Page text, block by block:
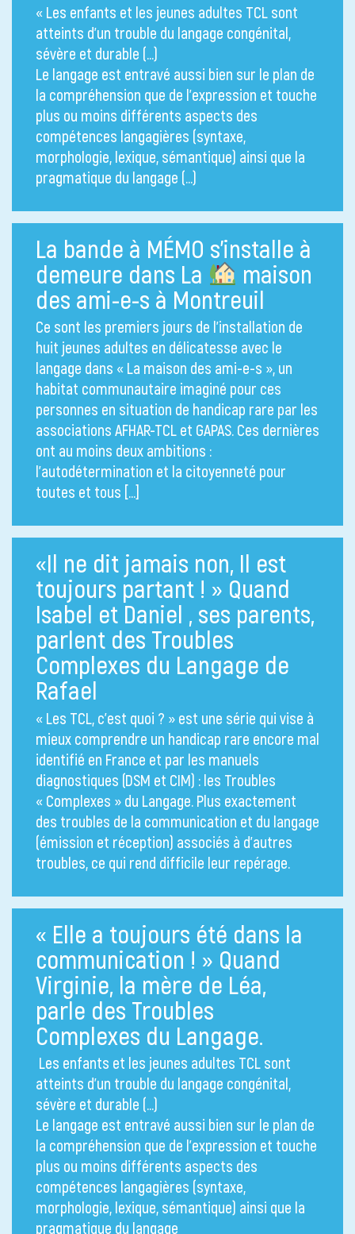
« Les enfants et les jeunes adultes TCL sont
atteints d’un trouble du langage congénital,
sévère et durable (…)
Le langage est entravé aussi bien sur le plan de
la compréhension que de l’expression et touche
plus ou moins différents aspects des
compétences langagières (syntaxe,
morphologie, lexique, sémantique) ainsi que la
pragmatique du langage (…)
La bande à MÉMO s’installe à
demeure dans La
maison
des ami-e-s à Montreuil
Ce sont les premiers jours de l’installation de
huit jeunes adultes en délicatesse avec le
langage dans « La maison des ami-e-s », un
habitat communautaire imaginé pour ces
personnes en situation de handicap rare par les
associations AFHAR-TCL et GAPAS. Ces dernières
ont au moins deux ambitions :
l’autodétermination et la citoyenneté pour
toutes et tous […]
«Il ne dit jamais non, Il est
toujours partant ! » Quand
Isabel et Daniel , ses parents,
parlent des Troubles
Complexes du Langage de
Rafael
« Les TCL, c’est quoi ? » est une série qui vise à
mieux comprendre un handicap rare encore mal
identifié en France et par les manuels
diagnostiques (DSM et CIM) : les Troubles
« Complexes » du Langage. Plus exactement
des troubles de la communication et du langage
(émission et réception) associés à d’autres
troubles, ce qui rend difficile leur repérage.
« Elle a toujours été dans la
communication ! » Quand
Virginie, la mère de Léa,
parle des Troubles
Complexes du Langage.
Les enfants et les jeunes adultes TCL sont
atteints d’un trouble du langage congénital,
sévère et durable (…)
Le langage est entravé aussi bien sur le plan de
la compréhension que de l’expression et touche
plus ou moins différents aspects des
compétences langagières (syntaxe,
morphologie, lexique, sémantique) ainsi que la
pragmatique du langage